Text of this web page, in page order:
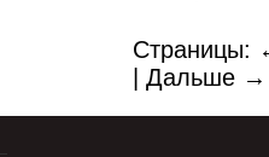
Страницы:
Дальше →